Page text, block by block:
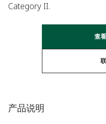
Category II.
查
产品说明